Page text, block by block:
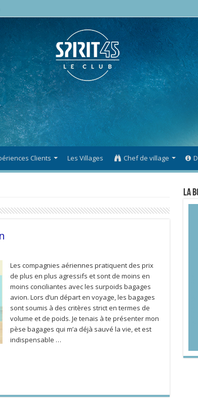
Clients Les Villages Chef de village
Les compagnies aériennes pratiquent des prix
de plus en plus agressifs et sont de moins en
moins conciliantes avec les surpoids bagages
avion. Lors d’un départ en voyage, les bagages
sont soumis à des critères strict en termes de
volume et de poids. Je tenais à te présenter mon
pèse bagages qui m’a déjà sauvé la vie, et est
indispensable …
La